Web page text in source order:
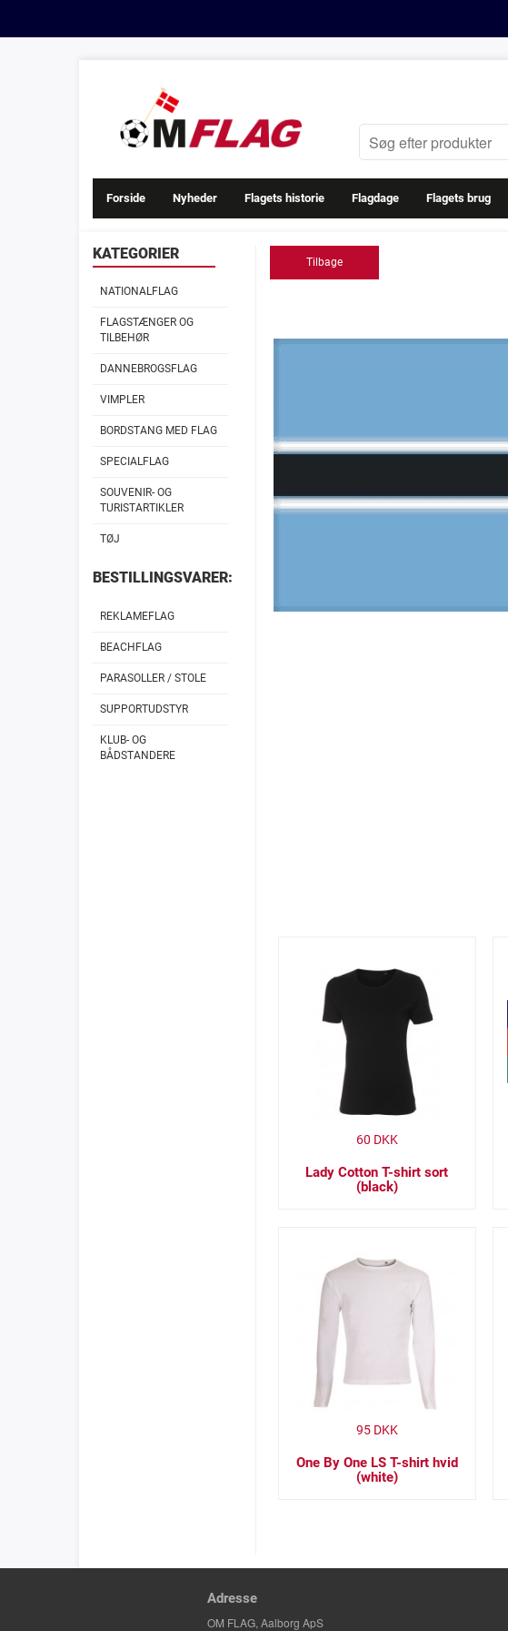
Forside Nyheder Flagets historie Flagdage Flagets brug
KATEGORIER
NATIONALFLAG
FLAGSTÆNGER OG
TILBEHØR
DANNEBROGSFLAG
VIMPLER
BORDSTANG MED FLAG
SPECIALFLAG
SOUVENIR- OG
TURISTARTIKLER
TØJ
BESTILLINGSVARER:
REKLAMEFLAG
BEACHFLAG
PARASOLLER / STOLE
SUPPORTUDSTYR
KLUB- OG
BÅDSTANDERE
Tilbage
Lady Cotton T-shirt sort
(black)
60 DKK
One By One LS T-shirt hvid
(white)
95DKK
Adresse
OM FLAG, Aalborg ApS